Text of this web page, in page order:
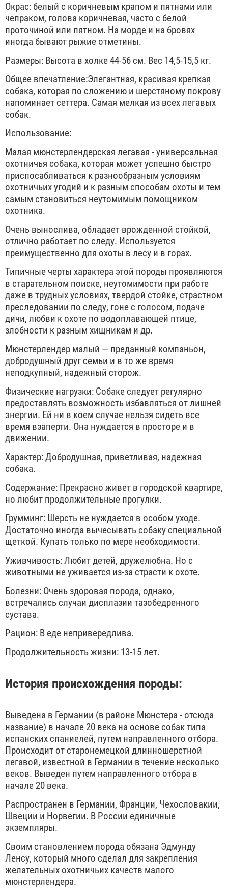
Окрас: белый с коричневым крапом и пятнами или
чепраком, голова коричневая, часто с белой
проточиной или пятном. На морде и на бровях
иногда бывают рыжие отметины.
Размеры: Высота в холке 44-56 см. Вес 14,5-15,5 кг.
Общее впечатление:Элегантная, красивая крепкая
собака, которая по сложению и шерстяному покрову
напоминает сеттера. Самая мелкая из всех легавых
собак.
Использование:
Малая мюнстерлендерская легавая - универсальная
охотничья собака, которая может успешно быстро
приспосабливаться к разнообразным условиям
охотничьих угодий и к разным способам охоты и тем
самым становиться неутомимым помощником
охотника.
Очень вынослива, обладает врожденной стойкой,
отлично работает по следу. Используется
преимущественно для охоты в лесу и в горах.
Типичные черты характера этой породы проявляются
в старательном поиске, неутомимости при работе
даже в трудных условиях, твердой стойке, страстном
преследовании по следу, гоне с голосом, подаче
дичи, любви к охоте по водоплавающей птице,
злобности к разным хищникам и др.
Мюнстерлендер малый — преданный компаньон,
добродушный друг семьи и в то же время
неподкупный, надежный сторож.
Физические нагрузки: Собаке следует регулярно
предоставлять возможность избавляться от лишней
энергии. Ей ни в коем случае нельзя сидеть все
время взаперти. Она нуждается в просторе и в
движении.
Характер: Добродушная, приветливая, надежная
собака.
Содержание: Прекрасно живет в городской квартире,
но любит продолжительные прогулки.
Грумминг: Шерсть не нуждается в особом уходе.
Достаточно иногда вычесывать собаку специальной
щеткой. Купать только по мере необходимости.
Уживчивость: Любит детей, дружелюбна. Но с
животными не уживается из-за страсти к охоте.
Болезни: Очень здоровая порода, однако,
встречались случаи дисплазии тазобедренного
сустава.
Рацион: В еде непривередлива.
Продолжительность жизни: 13-15 лет.
История происхождения породы:
Выведена в Германии (в районе Мюнстера - отсюда
название) в начале 20 века на основе собак типа
испанских спаниелей, путем направленного отбора.
Происходит от старонемецкой длинношерстной
легавой, известной в Германии в течение несколько
веков. Выведен путем направленного отбора в
начале 20 века.
Распространен в Германии, Франции, Чехословакии,
Швеции и Норвегии. В России единичные
экземпляры.
Своим становлением порода обязана Эдмунду
Ленсу, который много сделал для закрепления
желательных охотничьих качеств малого
мюнстерлендера.